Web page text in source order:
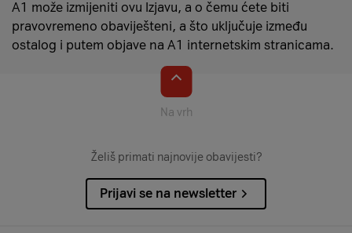
A1 može izmijeniti ovu Izjavu, a o čemu ćete biti
pravovremeno obaviješteni, a što uključuje između
ostalog i putem objave na A1 internetskim stranicama.
Na vrh
Želiš primati najnovije obavijesti?
Prijavi se na newsletter